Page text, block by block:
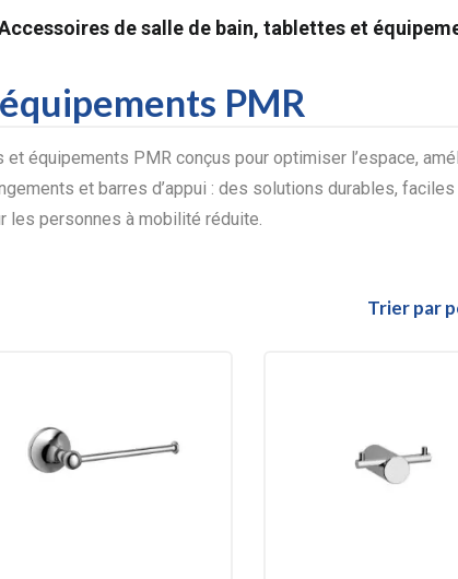
de salle de bain, tablettes et
PMR
équipements PMR conçus pour optimiser l’espace,
et barres d’appui : des solutions durables,
les personnes à mobilité réduite.
Trierpar